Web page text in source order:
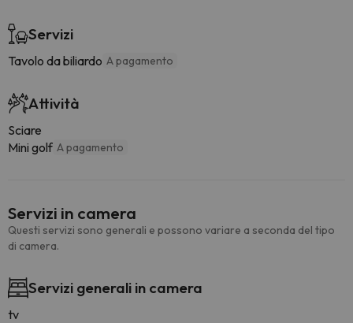
Servizi
Tavolo da biliardo A pagamento
Attività
Sciare
Mini golf A pagamento
Servizi in camera
Questi servizi sono generali e possono variare a seconda del tipo
di camera.
Servizi generali in camera
tv